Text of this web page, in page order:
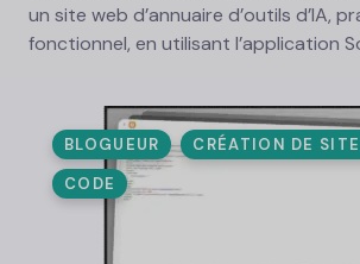
un site web d’annuaire d’outils d’IA,
fonctionnel, en utilisant l’application
BLOGUEUR
CRÉATION DE
CODE